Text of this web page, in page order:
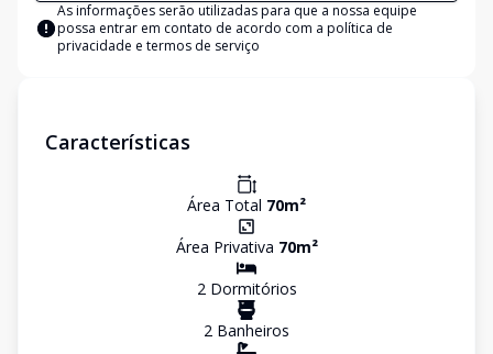
As informações serão utilizadas para que a nossa equipe
possa entrar em contato de acordo com a política de
privacidade e termos de serviço
Características
Área Total 70m²
Área Privativa 70m²
2Dormitórios
2 Banheiros